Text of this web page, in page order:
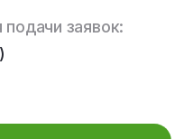
заявок: